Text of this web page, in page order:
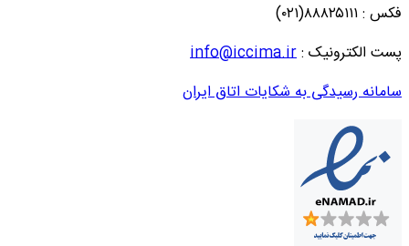
فکس : ۸۸۸۲۵۱۱۱(۰۲۱)
پست الکترونیک :info@iccima.ir
سامانه رسیدگی به شکایات اتاق ایران